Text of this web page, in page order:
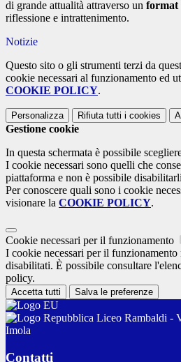
di grande attualità attraverso un format
riflessione e intrattenimento.
Notizie
Questo sito o gli strumenti terzi da
cookie necessari al funzionamento ed
COOKIE POLICY.
Personalizza Rifiuta tutti i cookies
Gestione cookie
In questa schermata è possibile
I cookie necessari sono quelli che
piattaforma e non è possibile
Per conoscere quali sono i cookie
visionare la COOKIE POLICY.
Cookie necessari per il funzionamento
I cookie necessari per il funzionamento
disabilitati. È possibile consultare
policy.
Accetta tutti Salva le preferenze
Liceo Rambaldi -
Imola
Contatti